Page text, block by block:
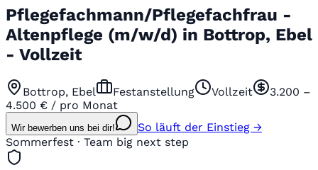
Pflegefachmann/Pflegefachfrau -
Altenpflege (m/w/d) in Bottrop, Ebel
- Vollzeit
Bottrop, Ebel Festanstellung Vollzeit
3.200 –
4.500 € / pro Monat
Wir bewerben uns bei dir!
So läuft der Einstieg →
Sommerfest · Team big next step